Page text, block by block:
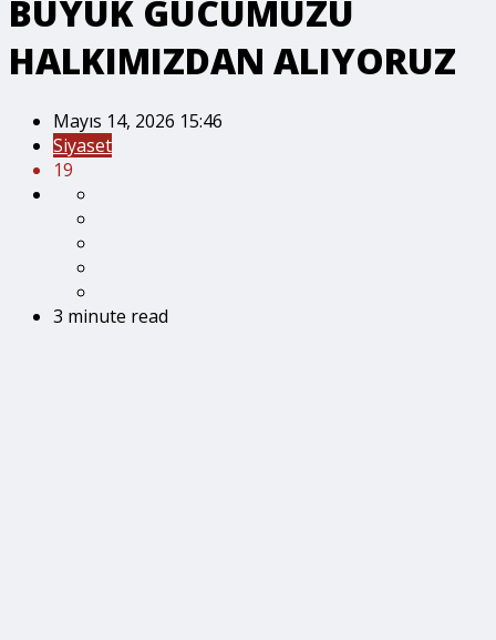
BÜYÜK GÜCÜMÜZÜ
HALKIMIZDAN ALIYORUZ
Mayıs 14, 2026 15:46
Siyaset
19
3 minute read